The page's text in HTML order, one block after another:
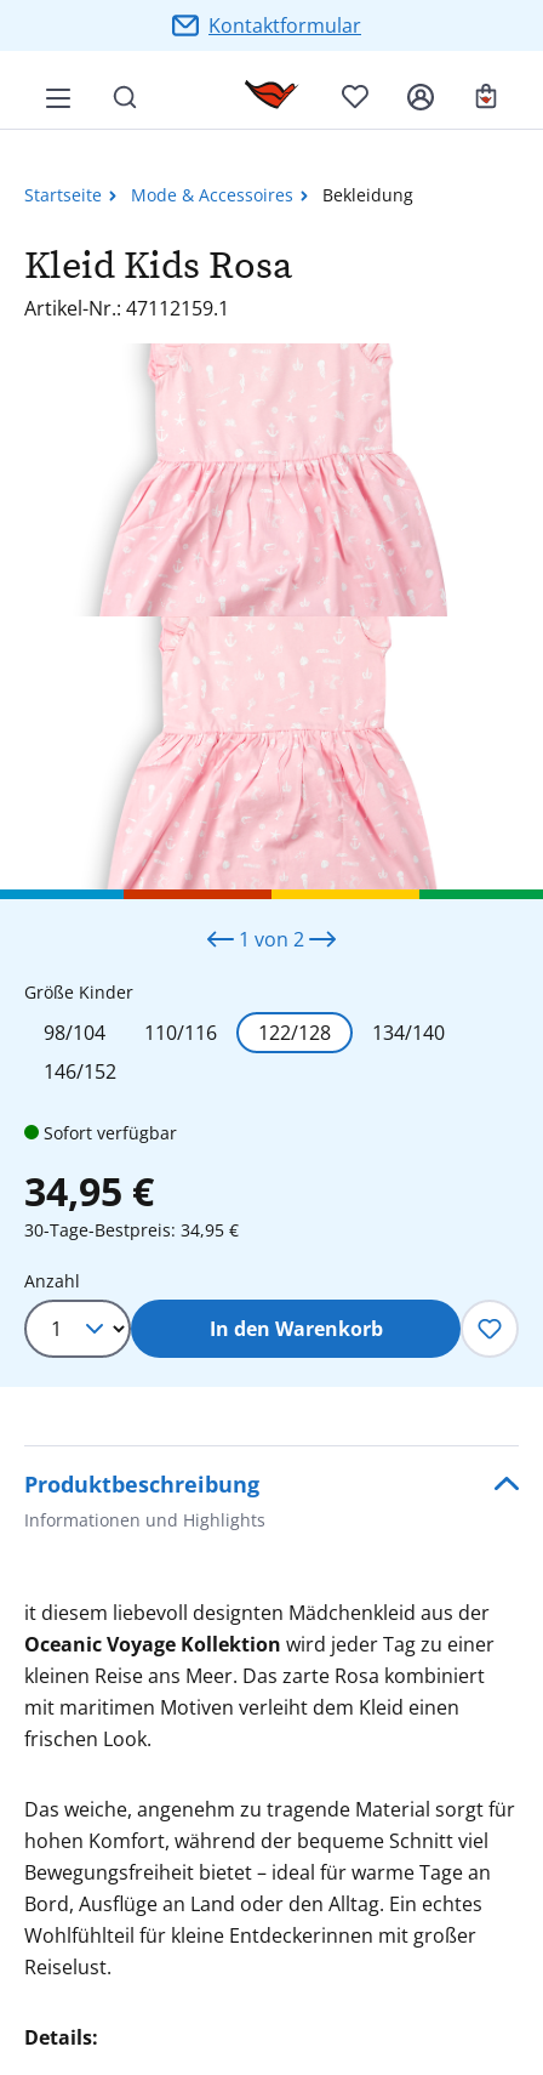
Zum Hauptinhalt springenKontaktformular
Startseite Mode & Accessoires Bekleidung
Kleid Kids Rosa
Artikel-Nr.: 47112159.1
Bildergalerie überspringen
1 von 2
Größe Kinderauswählen
98/104 110/116 122/128
134/140
146/152
Sofort verfügbar
34,95 €
30-Tage-Bestpreis: 34,95 €
Produkt Anzahl: Gib den
Anzahl
In den Warenkorb
Produktbeschreibung
Informationen und Highlights
it diesem liebevoll designten Mädchenkleid aus der
Oceanic Voyage Kollektion wird jeder Tag zu einer
kleinen Reise ans Meer. Das zarte Rosa kombiniert
mit maritimen Motiven verleiht dem Kleid einen
frischen Look.
Das weiche, angenehm zu tragende Material sorgt für
hohen Komfort, während der bequeme Schnitt viel
Bewegungsfreiheit bietet – ideal für warme Tage an
Bord, Ausflüge an Land oder den Alltag. Ein echtes
Wohlfühlteil für kleine Entdeckerinnen mit großer
Reiselust.
Details: